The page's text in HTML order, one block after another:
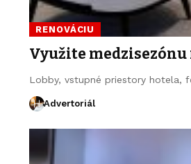
RENOVÁCIU
Využite
Lobby, vstupné priestory hotela,
Advertoriál